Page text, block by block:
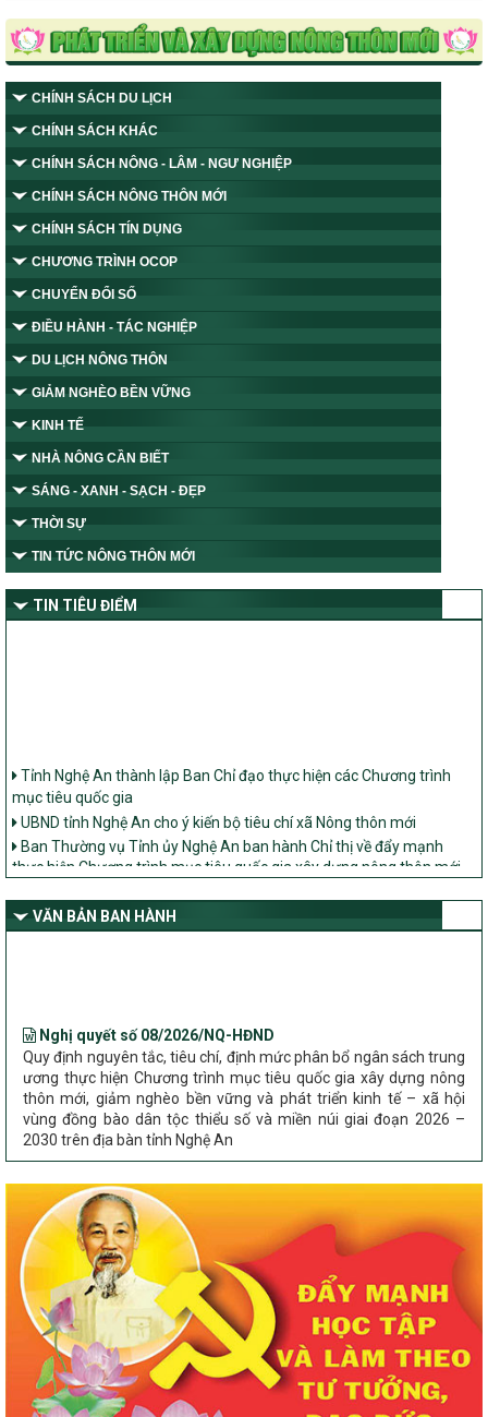
CHÍNH SÁCH DU LỊCH
CHÍNH SÁCH KHÁC
CHÍNH SÁCH NÔNG - LÂM - NGƯ NGHIỆP
CHÍNH SÁCH NÔNG THÔN MỚI
CHÍNH SÁCH TÍN DỤNG
CHƯƠNG TRÌNH OCOP
CHUYỂN ĐỔI SỐ
ĐIỀU HÀNH - TÁC NGHIỆP
DU LỊCH NÔNG THÔN
GIẢM NGHÈO BỀN VỮNG
KINH TẾ
NHÀ NÔNG CẦN BIẾT
SÁNG - XANH - SẠCH - ĐẸP
THỜI SỰ
TIN TỨC NÔNG THÔN MỚI
TIN TIÊU ĐIỂM
mục tiêu quốc gia
UBND tỉnh Nghệ An cho ý kiến bộ tiêu chí xã Nông thôn mới
Ban Thường vụ Tỉnh ủy Nghệ An ban hành Chỉ thị về đẩy mạnh
thực hiện Chương trình mục tiêu quốc gia xây dựng nông thôn mới,
giảm nghèo bền vững và phát triển kinh tế – xã hội vùng đồng bào
dân tộc thiểu số và miền núi giai đoạn 2026 – 2030 trên địa bàn tỉnh
Nghệ An
VĂN BẢN BAN HÀNH
Quy định nguyên tắc, tiêu chí, định mức phân bổ ngân sách trung
ương thực hiện Chương trình mục tiêu quốc gia xây dựng nông
thôn mới, giảm nghèo bền vững và phát triển kinh tế – xã hội
vùng đồng bào dân tộc thiểu số và miền núi giai đoạn 2026 –
2030 trên địa bàn tỉnh Nghệ An
Chỉ Thị số 22-CT/TU
nông thôn mới, giảm nghèo bền vững và phát triển kinh tế – xã
hội vùng đồng bào dân tộc thiểu số và miền núi giai đoạn 2026 –
2030 trên địa bàn tỉnh Nghệ An
Quyết định số 2490/QĐ-UBND
Về việc thành lập Ban Chỉ đạo Chương trình mục tiều quốc gia xây
dựng nông thôn mới, giảm nghèo bền vững và phát triển kinh tế –
xã hội vùng đồng bào dân tộc thiểu số và miền núi giai đoạn 2026
-2030 tỉnh Nghệ An
Thông tư Số 23/2026/TT-BNNMT
Thông tư Hướng dẫn thực hiện một số nội dung Chương trình